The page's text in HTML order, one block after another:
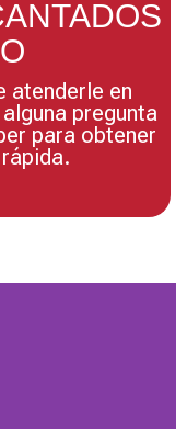
atenderle en
pregunta
para obtener